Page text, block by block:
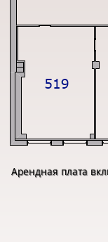
Арендная плата